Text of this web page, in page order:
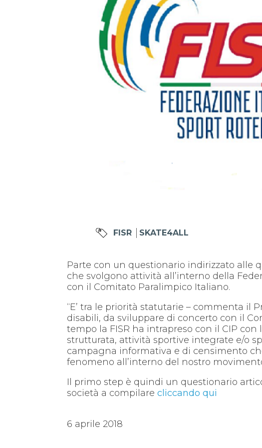
FISR SKATE4ALL
Parte con un questionario indirizzato alle
che svolgono attività all’interno della
con il Comitato Paralimpico Italiano.
“E’ tra le priorità statutarie – commenta il
disabili, da sviluppare di concerto con il
tempo la FISR ha intrapreso con il CIP
strutturata, attività sportive integrate e/o
campagna informativa e di censimento
fenomeno all’interno del nostro
Il primo step è quindi un questionario
società a compilarecliccando qui
6 aprile 2018
Mappa del sito Calendario